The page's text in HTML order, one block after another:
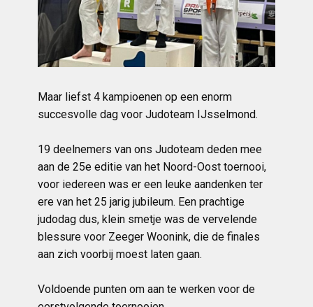
Maar liefst 4 kampioenen op een enorm
succesvolle dag voor Judoteam IJsselmond.
19 deelnemers van ons Judoteam deden mee
aan de 25e editie van het Noord-Oost toernooi,
voor iedereen was er een leuke aandenken ter
ere van het 25 jarig jubileum. Een prachtige
judodag dus, klein smetje was de vervelende
blessure voor Zeeger Woonink, die de finales
aan zich voorbij moest laten gaan.
Voldoende punten om aan te werken voor de